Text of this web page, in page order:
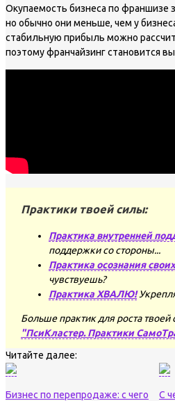
Окупаемость бизнеса по франшизе
но обычно они меньше, чем у
стабильную прибыль можно
поэтому франчайзинг становится
Практики твоей силы:
Практика внутренней
поддержки со стороны...
Практика осознания
чувствуешь?
Практика ХВАЛЮ!
Больше практик для роста твоей
"ПсиКластер. Практики
Читайте далее:
Бизнес по перепродаже: с чего
С